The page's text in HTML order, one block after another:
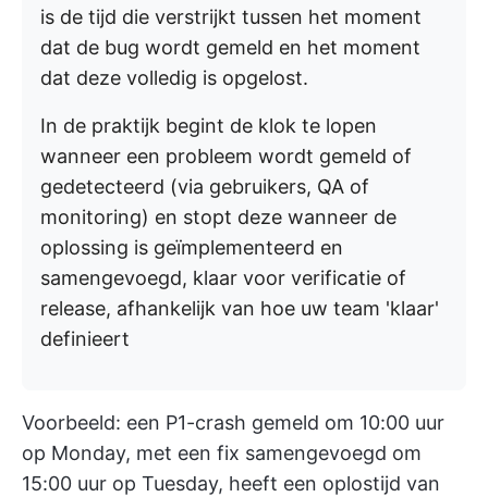
is de tijd die verstrijkt tussen het moment
dat de bug wordt gemeld en het moment
dat deze volledig is opgelost.
In de praktijk begint de klok te lopen
wanneer een probleem wordt gemeld of
gedetecteerd (via gebruikers, QA of
monitoring) en stopt deze wanneer de
oplossing is geïmplementeerd en
samengevoegd, klaar voor verificatie of
release, afhankelijk van hoe uw team 'klaar'
definieert
Voorbeeld: een P1-crash gemeld om 10:00 uur
op Monday, met een fix samengevoegd om
15:00 uur op Tuesday, heeft een oplostijd van